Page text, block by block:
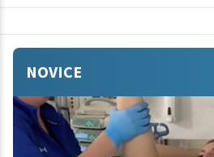
NOVICE